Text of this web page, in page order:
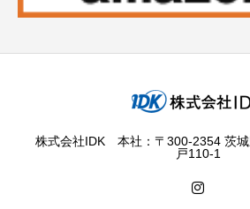
株式会社IDK 本社：〒300-2354 茨
戸110-1